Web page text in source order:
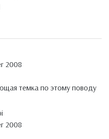
2008
темка по этому поводу
2008